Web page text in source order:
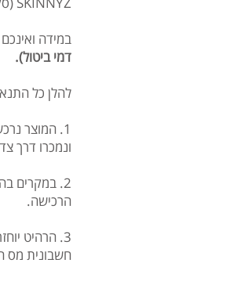
במידה
דמי ביטול).
להלן כל
1. המוצר נרכש ע”פ דגם שפורסם על ידנו באתר
ונמכרו דרך
2. במקרים
הרכישה.
חשבונית מס